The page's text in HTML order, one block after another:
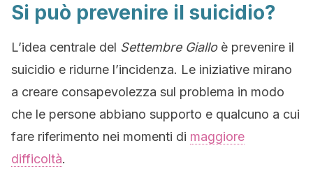
Si può prevenire il suicidio?
L’idea centrale del Settembre Gialloè prevenire il
suicidio e ridurne l’incidenza. Le iniziative mirano
a creare consapevolezza sul problema in modo
che le persone abbiano supporto e qualcuno a cui
fare riferimento nei momenti di maggiore
difficoltà.